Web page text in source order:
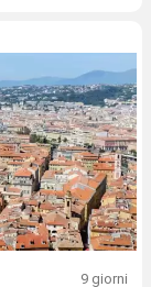
9 giorni